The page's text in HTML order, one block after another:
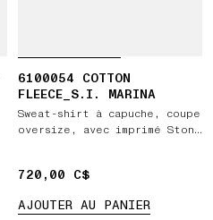
6100054 COTTON
FLEECE_S.I. MARINA
Sweat-shirt à capuche, coupe
oversize, avec imprimé Stone
720,00 C$
720,00 C$
AJOUTER AU PANIER